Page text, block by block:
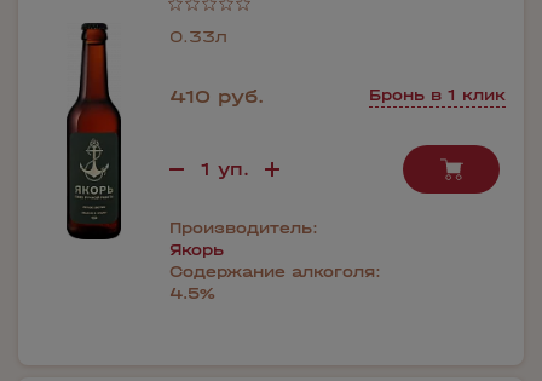
0.33л
410 руб. Бронь в 1 клик
Производитель:
Якорь
Содержание алкоголя:
4.5%